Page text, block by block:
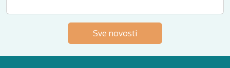
Sve novosti